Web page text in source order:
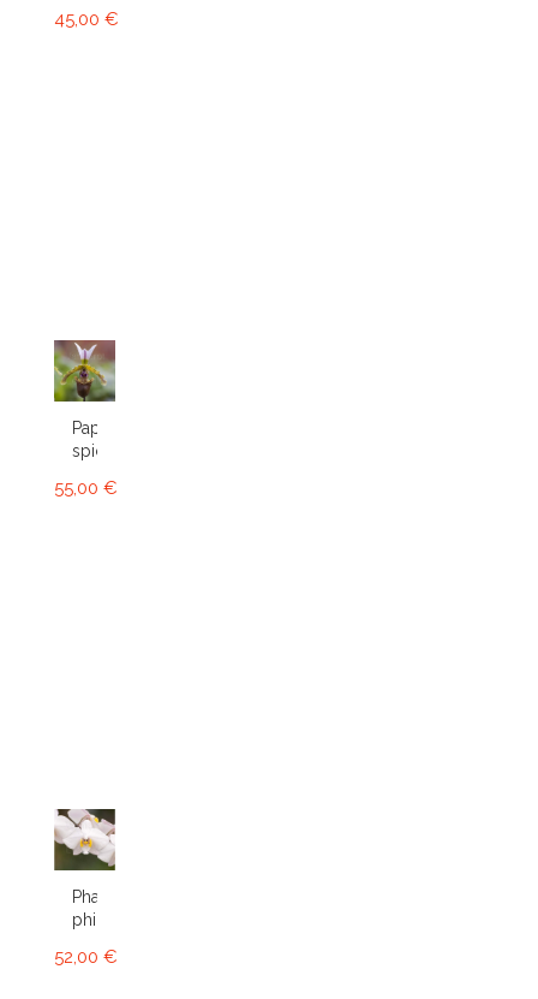
45,00 €
Paphiopedilum
spicerianum
55,00 €
Phalaenopsis
philippinensis
52,00 €